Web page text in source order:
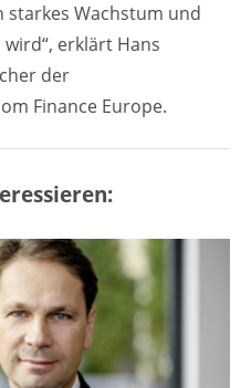
starkes Wachstum und
erklärt Hans
der
Finance Europe.